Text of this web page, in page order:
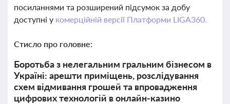
посиланнями та розширений підсумок за добу
доступні у комерційній версії Платформи LIGA360.
Стисло про головне:
Боротьба з нелегальним гральним бізнесом в
Україні: арешти приміщень, розслідування
схем відмивання грошей та впровадження
цифрових технологій в онлайн-казино